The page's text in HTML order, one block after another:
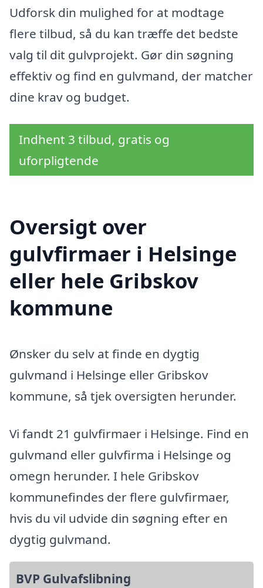
Udforsk din mulighed for at modtage
flere tilbud, så du kan træffe det bedste
valg til dit gulvprojekt. Gør din søgning
effektiv og find en gulvmand, der matcher
dine krav og budget.
Indhent 3 tilbud, gratis og
uforpligtende
Oversigt over
gulvfirmaer i Helsinge
eller hele Gribskov
kommune
Ønsker du selv at finde en dygtig
gulvmand i Helsinge eller Gribskov
kommune, så tjek oversigten herunder.
Vi fandt 21 gulvfirmaer i Helsinge. Find en
gulvmand eller gulvfirma i Helsinge og
omegn herunder. I hele Gribskov
kommunefindes der flere gulvfirmaer,
hvis du vil udvide din søgning efter en
dygtig gulvmand.
BVP Gulvafslibning